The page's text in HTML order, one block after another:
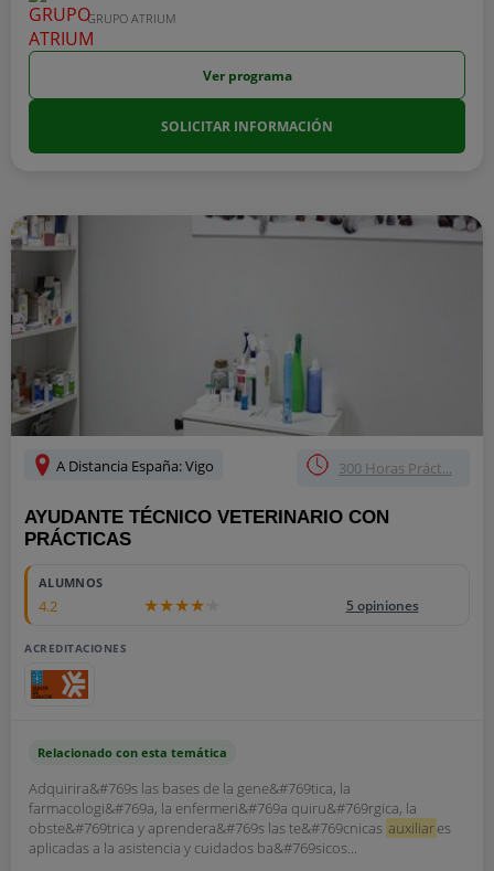
GRUPO ATRIUM
Ver programa
SOLICITAR INFORMACIÓN
A Distancia España: Vigo 300 Horas Práct...
AYUDANTE TÉCNICO VETERINARIO CON
PRÁCTICAS
ALUMNOS
4.2 5 opiniones
ACREDITACIONES
Relacionado con esta temática
Adquirira&#769s las bases de la gene&#769tica, la
farmacologi&#769a, la enfermeri&#769a quiru&#769rgica, la
obste&#769trica y aprendera&#769s las te&#769cnicas auxiliares
aplicadas a la asistencia y cuidados ba&#769sicos...